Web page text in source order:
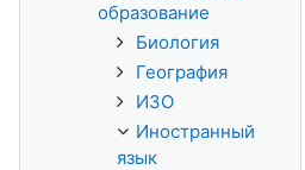
образование
Биология
География
ИЗО
Иностранный
язык